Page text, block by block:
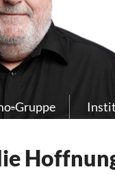
Gruppe